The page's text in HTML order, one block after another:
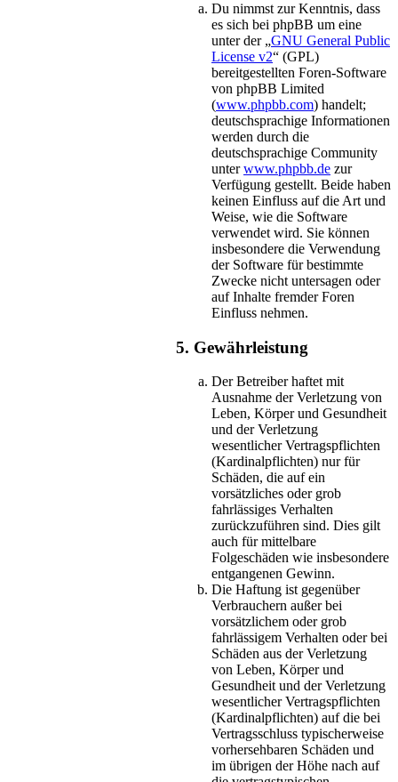
Du nimmst zur Kenntnis, dass
es sich bei phpBB um eine
unter der „GNU General Public
License v2“ (GPL)
bereitgestellten Foren-Software
von phpBB Limited
(www.phpbb.com) handelt;
deutschsprachige Informationen
werden durch die
deutschsprachige Community
unterwww.phpbb.de zur
Verfügung gestellt. Beide haben
keinen Einfluss auf die Art und
Weise, wie die Software
verwendet wird. Sie können
insbesondere die Verwendung
der Software für bestimmte
Zwecke nicht untersagen oder
auf Inhalte fremder Foren
Einfluss nehmen.
5. Gewährleistung
Der Betreiber haftet mit
Ausnahme der Verletzung von
Leben, Körper und Gesundheit
und der Verletzung
wesentlicher Vertragspflichten
(Kardinalpflichten) nur für
Schäden, die auf ein
vorsätzliches oder grob
fahrlässiges Verhalten
zurückzuführen sind. Dies gilt
auch für mittelbare
Folgeschäden wie insbesondere
entgangenen Gewinn.
Die Haftung ist gegenüber
Verbrauchern außer bei
vorsätzlichem oder grob
fahrlässigem Verhalten oder bei
Schäden aus der Verletzung
von Leben, Körper und
Gesundheit und der Verletzung
wesentlicher Vertragspflichten
(Kardinalpflichten) auf die bei
Vertragsschluss typischerweise
vorhersehbaren Schäden und
im übrigen der Höhe nach auf